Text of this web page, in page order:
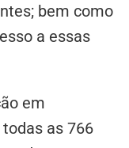
bem como
a essas
em
todas as 766